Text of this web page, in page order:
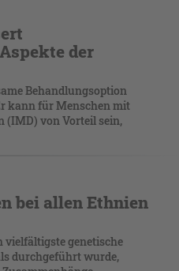
der
Behandlungsoption
kann für Menschen mit
(IMD) von Vorteil sein,
bei allen Ethnien
vielfältigste genetische
durchgeführt wurde,